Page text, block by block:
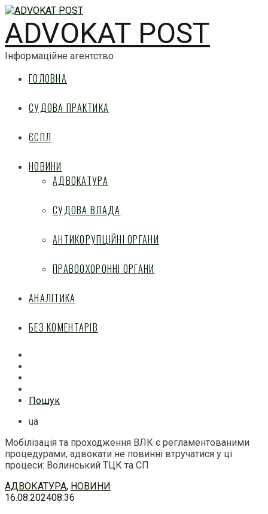
ADVOKAT POST
Інформаційне агентство
ГОЛОВНА
СУДОВА ПРАКТИКА
ЄСПЛ
НОВИНИ
АДВОКАТУРА
СУДОВА ВЛАДА
АНТИКОРУПЦІЙНІ ОРГАНИ
ПРАВООХОРОННІ ОРГАНИ
АНАЛІТИКА
БЕЗ КОМЕНТАРІВ
Пошук
ua
Мобілізація та проходження ВЛК є регламентованими
процедурами, адвокати не повинні втручатися у ці
процеси: Волинський ТЦК та СП
Перейти
до
АДВОКАТУРА, НОВИНИ
16.08.202408:36